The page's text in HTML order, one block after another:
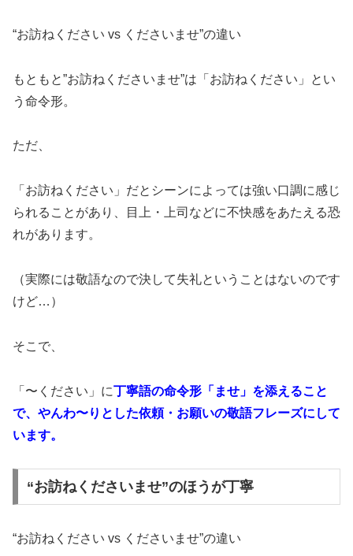
“お訪ねください vs くださいませ”の違い
もともと”お訪ねくださいませ”は「お訪ねください」とい
う命令形。
ただ、
「お訪ねください」だとシーンによっては強い口調に感じ
られることがあり、目上・上司などに不快感をあたえる恐
れがあります。
（実際には敬語なので決して失礼ということはないのです
けど…）
そこで、
「〜ください」に丁寧語の命令形「ませ」を添えること
で、やんわ〜りとした依頼・お願いの敬語フレーズにして
います。
“お訪ねくださいませ”のほうが丁寧
“お訪ねください vs くださいませ”の違い